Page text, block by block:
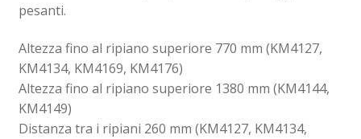
pesanti.
Altezza fino al ripiano superiore 770 mm (KM4127,
KM4134, KM4169, KM4176)
Altezza fino al ripiano superiore 1380 mm (KM4144,
KM4149)
Distanza tra i ripiani 260 mm (KM4127, KM4134,